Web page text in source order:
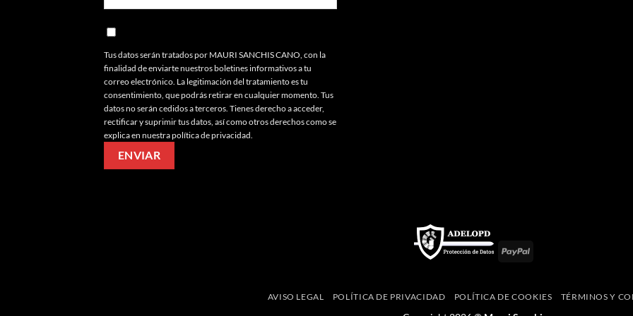
Tus datos serán tratados por MAURI SANCHIS CANO, con la
finalidad de enviarte nuestros boletines informativos a tu
correo electrónico. La legitimación del tratamiento es tu
consentimiento, que podrás retirar en cualquier momento. Tus
datos no serán cedidos a terceros. Tienes derecho a acceder,
rectificar y suprimir tus datos, así como otros derechos como se
explica en nuestra política de privacidad.
PayPal
AVISO LEGAL POLÍTICA DE PRIVACIDAD POLÍTICA DE COOKIES TÉRMINOS Y